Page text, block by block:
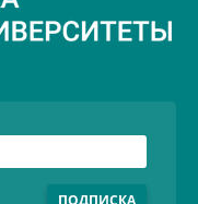
ПОДПИСКА